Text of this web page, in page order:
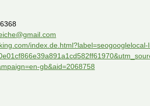
gb&aid=2068758